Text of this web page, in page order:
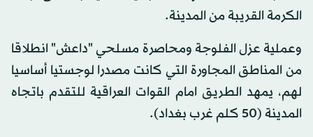
الكرمة القريبة من المدينة.
وعملية عزل الفلوجة ومحاصرة مسلحي "داعش" انطلاقا
من المناطق المجاورة التي كانت مصدرا لوجستيا أساسيا
لهم، يمهد الطريق امام القوات العراقية للتقدم باتجاه
المدينة (50 كلم غرب بغداد).